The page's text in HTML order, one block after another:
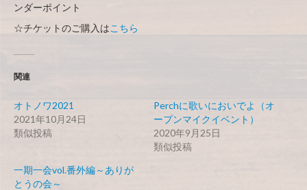
ンダーポイント
☆チケットのご購入はこちら
関連
オトノワ2021
2021年10月24日
類似投稿
Perchに歌いにおいでよ（オ
ープンマイクイベント）
2020年9月25日
類似投稿
一期一会vol.番外編～ありが
とうの会～